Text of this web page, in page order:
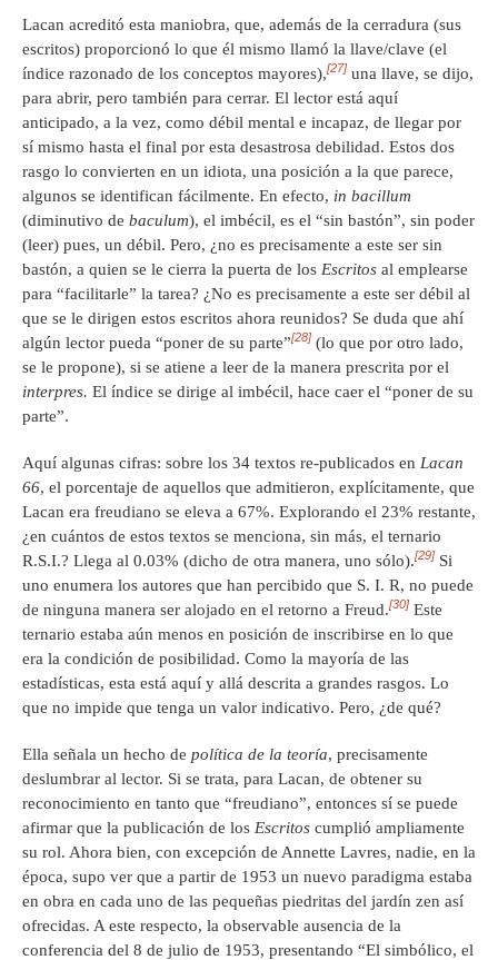
Lacan acreditó esta maniobra, que, además de la cerradura (sus
escritos) proporcionó lo que él mismo llamó la llave/clave (el
índice razonado de los conceptos mayores),[27] una llave, se dijo,
para abrir, pero también para cerrar. El lector está aquí
anticipado, a la vez, como débil mental e incapaz, de llegar por
sí mismo hasta el final por esta desastrosa debilidad. Estos dos
rasgo lo convierten en un idiota, una posición a la que parece,
algunos se identifican fácilmente. En efecto, in bacillum
(diminutivo de baculum), el imbécil, es el “sin bastón”, sin poder
(leer) pues, un débil. Pero, ¿no es precisamente a este ser sin
bastón, a quien se le cierra la puerta de los Escritos al emplearse
para “facilitarle” la tarea? ¿No es precisamente a este ser débil al
que se le dirigen estos escritos ahora reunidos? Se duda que ahí
algún lector pueda “poner de su parte”[28] (lo que por otro lado,
se le propone), si se atiene a leer de la manera prescrita por el
interpres. El índice se dirige al imbécil, hace caer el “poner de su
parte”.
Aquí algunas cifras: sobre los 34 textos re-publicados en Lacan
66, el porcentaje de aquellos que admitieron, explícitamente, que
Lacan era freudiano se eleva a 67%. Explorando el 23% restante,
¿en cuántos de estos textos se menciona, sin más, el ternario
R.S.I.? Llega al 0.03% (dicho de otra manera, uno sólo).[29] Si
uno enumera los autores que han percibido que S. I. R, no puede
de ninguna manera ser alojado en el retorno a Freud.[30] Este
ternario estaba aún menos en posición de inscribirse en lo que
era la condición de posibilidad. Como la mayoría de las
estadísticas, esta está aquí y allá descrita a grandes rasgos. Lo
que no impide que tenga un valor indicativo. Pero, ¿de qué?
Ella señala un hecho de política de la teoría, precisamente
deslumbrar al lector. Si se trata, para Lacan, de obtener su
reconocimiento en tanto que “freudiano”, entonces sí se puede
afirmar que la publicación de los Escritos cumplió ampliamente
su rol. Ahora bien, con excepción de Annette Lavres, nadie, en la
época, supo ver que a partir de 1953 un nuevo paradigma estaba
en obra en cada uno de las pequeñas piedritas del jardín zen así
ofrecidas. A este respecto, la observable ausencia de la
conferencia del 8 de julio de 1953, presentando “El simbólico, el